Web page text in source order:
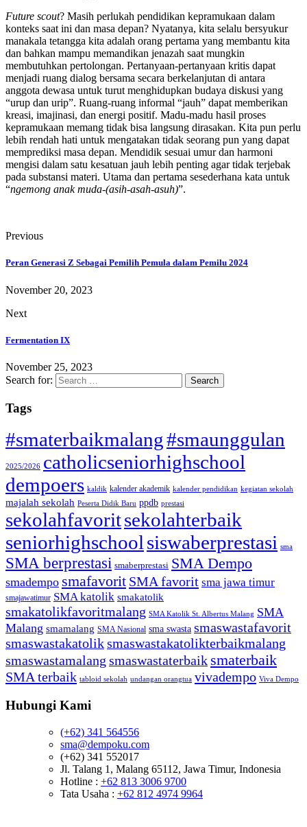
Future scout? Masih perlukah pendidikan kepramukaan dalam
konteks saat ini dan masa depan? Nyatanya, kita selalu bersyukur
manakala tetangga kita adalah orang pertama yang membantu kita
dan bahkan mampu memandikan jenazah saat mungkin
membutuhkan pertolongan. Pertanyaan-pertanyaan kritis dapat
menjadi ruang dialog bersama secara berkelanjutan di antara
anggota dewasa untuk turut menghidupkan budaya diskusi yang
“urup dan urip”. Ruang-ruang informal “jauh” dapat memberikan
kreasi, imajinasi, dan energi positif. Madu-madu hasil proses
kepramukaan memang tidak bisa langsung dirasakan. Kita pun perlu
lebih rendah hati untuk mengatakan tidak seorang pun yang dapat
memprediksi masa depan. Mendidik sesuai umur dan harmoni
mengisi dalam satu kesatuan jauh lebih penting agar tidak terjebak
pada substansi materi. Utama dan pertama sesederhana kata untuk
“ngemong anak muda-(asih-asah-asuh)”.
Previous
Peran Generasi Z Sebagai Pemilih Pemula dalam Pemilu 2024
November 20, 2023
Next
Fermentation IX
November 25, 2023
Search for:
Tags
#smaterbaikmalang#smaunggulan
2025/2026 catholicseniorhighschool
dempoers kaldik kalender akademik kalender pendidikan kegiatan sekolah
majalah sekolah Peserta Didik Baru ppdb prestasi
sekolahfavoritsekolahterbaik
seniorhighschool siswaberprestasi sma
SMA berprestasi smaberprestasi SMA Dempo
smadempo smafavorit SMA favorit sma jawa timur
smajawatimur SMA katolik smakatolik
smakatolikfavoritmalang SMA Katolik St. Albertus Malang SMA
Malang smamalang SMA Nasional sma swasta smaswastafavorit
smaswastakatoliksmaswastakatolikterbaikmalang
smaswastamalang smaswastaterbaik smaterbaik
SMA terbaik tabloid sekolah undangan orangtua vivadempo Viva Dempo
Hubungi Kami
(+62) 341 564556
sma@dempoku.com
(+62) 341 552017
Jl. Talang 1, Malang 65112, Jawa Timur, Indonesia
Hotline : +62 813 3006 9700
Tata Usaha : +62 812 4974 9964